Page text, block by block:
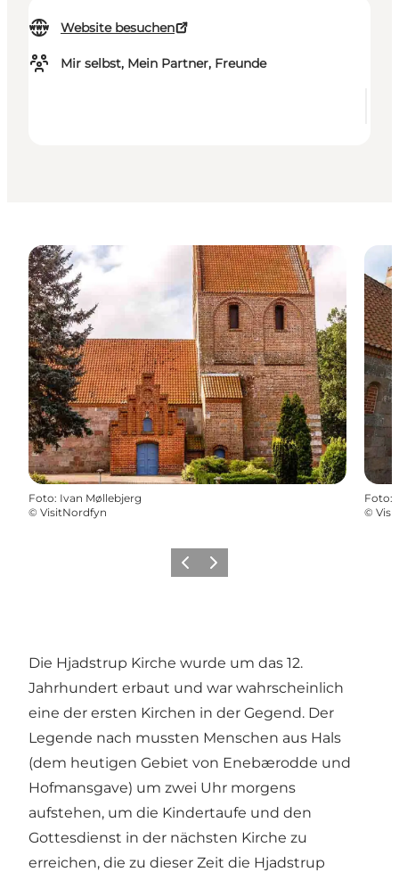
Website besuchen
Mir selbst, Mein Partner, Freunde
Foto: Ivan Møllebjerg
© VisitNordfyn
Foto:
©
Vorherige Folie
Nächste Folie
Die Hjadstrup Kirche wurde um das 12.
Jahrhundert erbaut und war wahrscheinlich
eine der ersten Kirchen in der Gegend. Der
Legende nach mussten Menschen aus Hals
(dem heutigen Gebiet von Enebærodde und
Hofmansgave) um zwei Uhr morgens
aufstehen, um die Kindertaufe und den
Gottesdienst in der nächsten Kirche zu
erreichen, die zu dieser Zeit die Hjadstrup